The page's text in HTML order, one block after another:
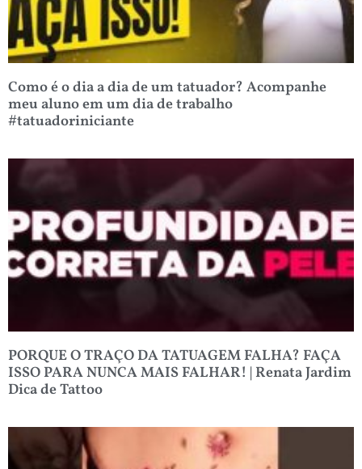
Como é o dia a dia de um tatuador? Acompanhe
meu aluno em um dia de trabalho
#tatuadoriniciante
PORQUE O TRAÇO DA TATUAGEM FALHA? FAÇA
ISSO PARA NUNCA MAIS FALHAR! | Renata Jardim
Dica de Tattoo